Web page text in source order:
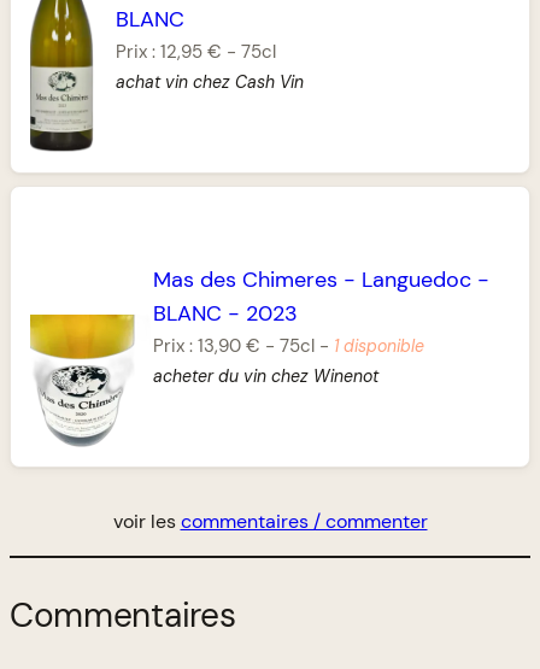
BLANC
Prix :12,95 € -75cl
achat vin chez Cash Vin
Mas des Chimeres - Languedoc -
BLANC - 2023
Prix :13,90 € -75cl - 1 disponible
acheter du vin chez Winenot
voir lescommentaires / commenter
Commentaires